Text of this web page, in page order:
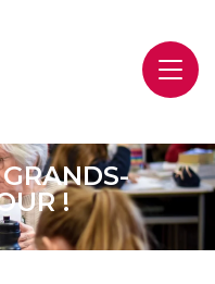
!